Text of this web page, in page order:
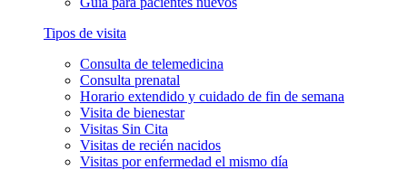
Tipos de visita
Consulta de telemedicina
Consulta prenatal
Horario extendido y cuidado de fin de semana
Visita de bienestar
Visitas Sin Cita
Visitas de recién nacidos
Visitas por enfermedad el mismo día